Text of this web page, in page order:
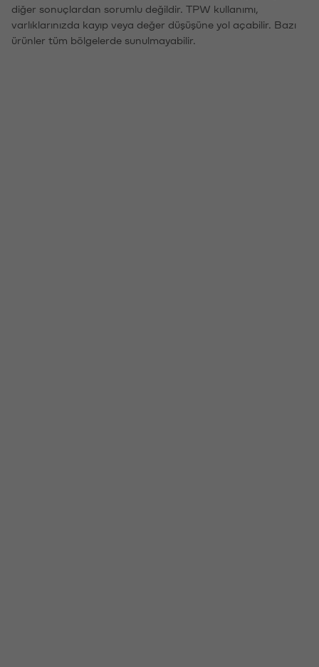
diğer sonuçlardan sorumlu değildir. TPW kullanımı,
varlıklarınızda kayıp veya değer düşüşüne yol açabilir. Bazı
ürünler tüm bölgelerde sunulmayabilir.